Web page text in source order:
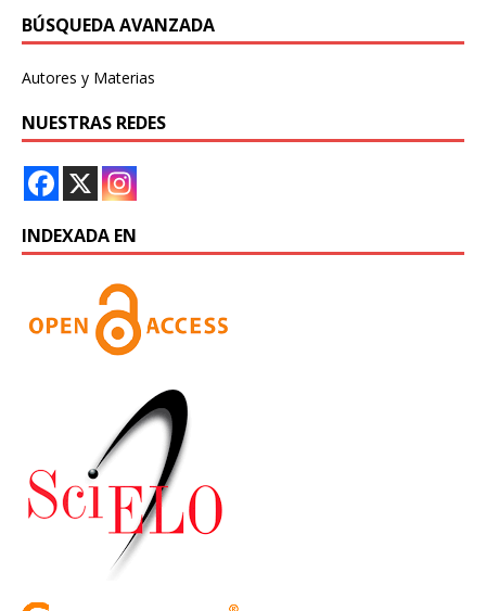
BÚSQUEDA AVANZADA
Autores y Materias
NUESTRAS REDES
INDEXADA EN